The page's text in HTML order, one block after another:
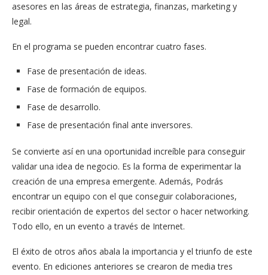
asesores en las áreas de estrategia, finanzas, marketing y
legal.
En el programa se pueden encontrar cuatro fases.
Fase de presentación de ideas.
Fase de formación de equipos.
Fase de desarrollo.
Fase de presentación final ante inversores.
Se convierte así en una oportunidad increíble para conseguir
validar una idea de negocio. Es la forma de experimentar la
creación de una empresa emergente. Además, Podrás
encontrar un equipo con el que conseguir colaboraciones,
recibir orientación de expertos del sector o hacer networking.
Todo ello, en un evento a través de Internet.
El éxito de otros años abala la importancia y el triunfo de este
evento. En ediciones anteriores se crearon de media tres